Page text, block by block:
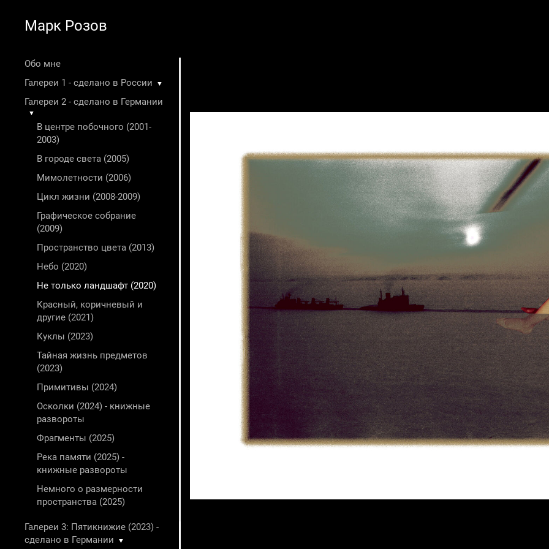
Марк Розов
Обо мне
Галереи 1 - сделано в России
▼
Галереи 2 - сделано в Германии
▼
В центре побочного (2001-
2003)
В городе света (2005)
Мимолетности (2006)
Цикл жизни (2008-2009)
Графическое собрание
(2009)
Пространство цвета (2013)
Небо (2020)
Не только ландшафт (2020)
Красный, коричневый и
другие (2021)
Куклы (2023)
Тайная жизнь предметов
(2023)
Примитивы (2024)
Осколки (2024) - книжные
развороты
Фрагменты (2025)
Река памяти (2025) -
книжные развороты
Немного о размерности
пространства (2025)
Галереи 3: Пятикнижие (2023) -
сделано в Германии
▼